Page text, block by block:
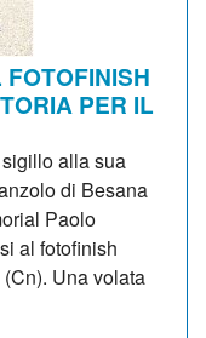
PER IL
alla sua
di Besana
Paolo
al fotofinish
Una volata